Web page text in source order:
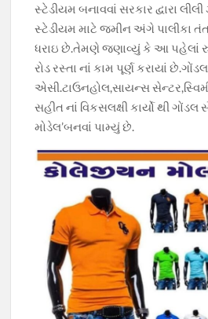
સ્ટેડીયમ બનાવવાં સરકાર દ્વારા
સ્ટેડીયમ માટે જમીન અંગે પાલીકા
ધરાઇ છે.તેમણે જણાવ્યું કે આ પહેલાં
રોડ રસ્તા નાં કામ પૂર્ણ કરાયાં
એસી.ટાઉનહોલ,સાયન્સ
સહીત નાં વિકસલક્ષી કાર્યો થી ગોંડલ
મોડેલ’બનવાં પામ્યું છે.